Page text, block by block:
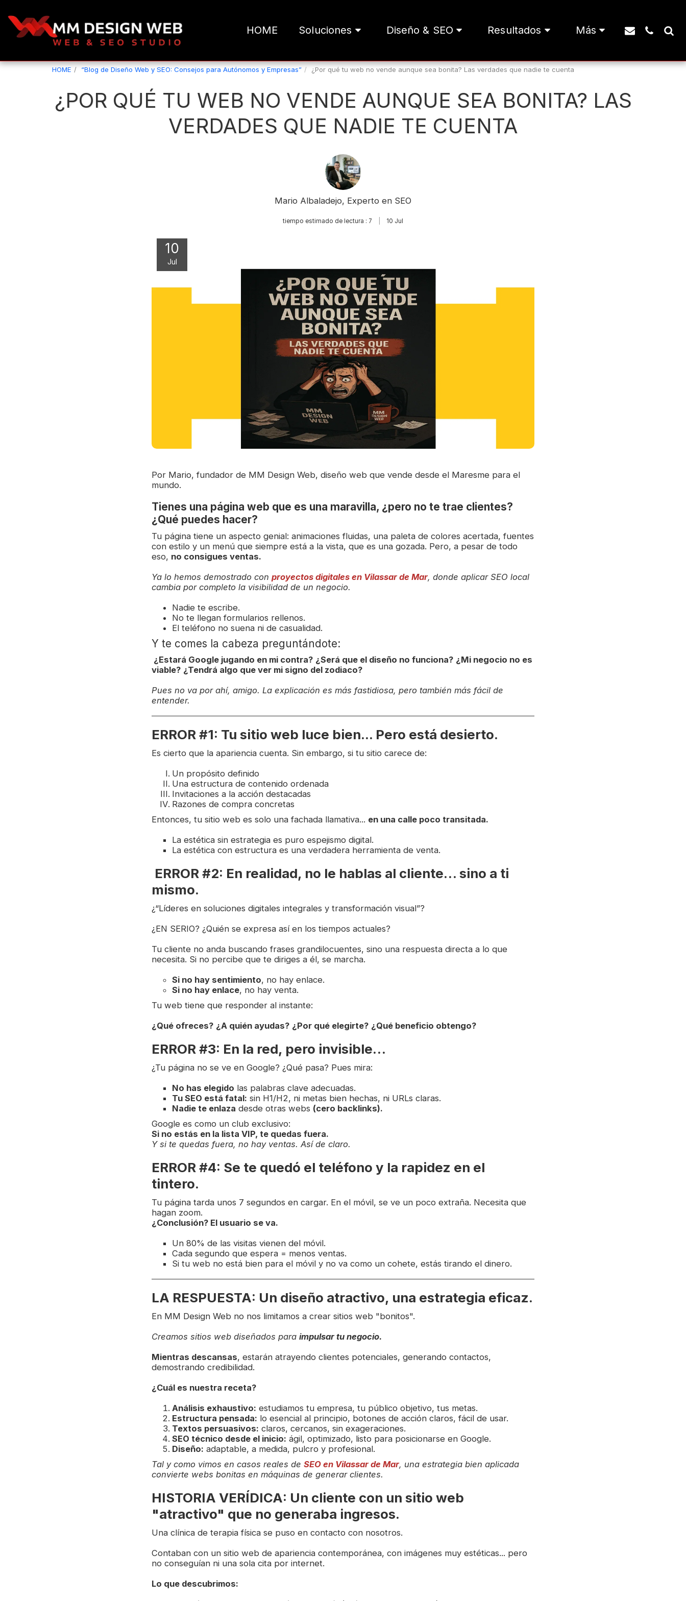
HOME Soluciones Diseño & SEO Resultados Más
HOME “Blog de Diseño Web y SEO: Consejos para Autónomos y Empresas” ¿Por qué tu web no vende aunque sea bonita? Las verdades que nadie te cuenta
¿POR QUÉ TU WEB NO VENDE AUNQUE SEA BONITA? LAS
VERDADES QUE NADIE TE CUENTA
Mario Albaladejo, Experto en SEO
tiempo estimado de lectura : 7 10 Jul
10
Jul
Por Mario, fundador de MM Design Web, diseño web que vende desde el Maresme para el
mundo.
Tienes una página web que es una maravilla, ¿pero no te trae clientes?
¿Qué puedes hacer?
Tu página tiene un aspecto genial: animaciones fluidas, una paleta de colores acertada, fuentes
con estilo y un menú que siempre está a la vista, que es una gozada. Pero, a pesar de todo
eso, no consigues ventas.
Ya lo hemos demostrado con proyectos digitales en Vilassar de Mar, donde aplicar SEO local
cambia por completo la visibilidad de un negocio.
Nadie te escribe.
No te llegan formularios rellenos.
El teléfono no suena ni de casualidad.
Y te comes la cabeza preguntándote:
¿Estará Google jugando en mi contra? ¿Será que el diseño no funciona? ¿Mi negocio no es
viable? ¿Tendrá algo que ver mi signo del zodiaco?
Pues no va por ahí, amigo. La explicación es más fastidiosa, pero también más fácil de
entender.
ERROR #1: Tu sitio web luce bien... Pero está desierto.
Es cierto que la apariencia cuenta. Sin embargo, si tu sitio carece de:
Un propósito definido
Una estructura de contenido ordenada
Invitaciones a la acción destacadas
Razones de compra concretas
Entonces, tu sitio web es solo una fachada llamativa... en una calle poco transitada.
La estética sin estrategia es puro espejismo digital.
La estética con estructura es una verdadera herramienta de venta.
ERROR #2: En realidad, no le hablas al cliente… sino a ti
mismo.
¿“Líderes en soluciones digitales integrales y transformación visual”?
¿EN SERIO? ¿Quién se expresa así en los tiempos actuales?
Tu cliente no anda buscando frases grandilocuentes, sino una respuesta directa a lo que
necesita. Si no percibe que te diriges a él, se marcha.
Si no hay sentimiento, no hay enlace.
Si no hay enlace, no hay venta.
Tu web tiene que responder al instante:
¿Qué ofreces? ¿A quién ayudas? ¿Por qué elegirte? ¿Qué beneficio obtengo?
ERROR #3: En la red, pero invisible…
¿Tu página no se ve en Google? ¿Qué pasa? Pues mira:
No has elegido las palabras clave adecuadas.
Tu SEO está fatal: sin H1/H2, ni metas bien hechas, ni URLs claras.
Nadie te enlaza desde otras webs (cero backlinks).
Google es como un club exclusivo:
Si no estás en la lista VIP, te quedas fuera.
Y si te quedas fuera, no hay ventas. Así de claro.
ERROR #4: Se te quedó el teléfono y la rapidez en el
tintero.
Tu página tarda unos 7 segundos en cargar. En el móvil, se ve un poco extraña. Necesita que
hagan zoom.
¿Conclusión? El usuario se va.
Un 80% de las visitas vienen del móvil.
Cada segundo que espera = menos ventas.
Si tu web no está bien para el móvil y no va como un cohete, estás tirando el dinero.
LA RESPUESTA: Un diseño atractivo, una estrategia eficaz.
En MM Design Web no nos limitamos a crear sitios web "bonitos".
Creamos sitios web diseñados para impulsar tu negocio.
Mientras descansas, estarán atrayendo clientes potenciales, generando contactos,
demostrando credibilidad.
¿Cuál es nuestra receta?
Análisis exhaustivo: estudiamos tu empresa, tu público objetivo, tus metas.
Estructura pensada: lo esencial al principio, botones de acción claros, fácil de usar.
Textos persuasivos: claros, cercanos, sin exageraciones.
SEO técnico desde el inicio: ágil, optimizado, listo para posicionarse en Google.
Diseño: adaptable, a medida, pulcro y profesional.
Tal y como vimos en casos reales de SEO en Vilassar de Mar, una estrategia bien aplicada
convierte webs bonitas en máquinas de generar clientes.
HISTORIA VERÍDICA: Un cliente con un sitio web
"atractivo" que no generaba ingresos.
Una clínica de terapia física se puso en contacto con nosotros.
Contaban con un sitio web de apariencia contemporánea, con imágenes muy estéticas... pero
no conseguían ni una sola cita por internet.
Lo que descubrimos: